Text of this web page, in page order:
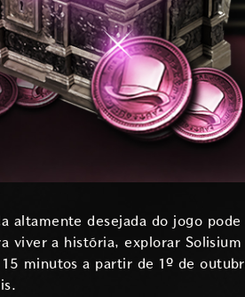
altamente desejada do jogo
viver a história, explorar
minutos a partir de 1º de